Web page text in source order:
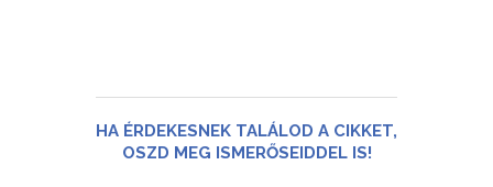
HA ÉRDEKESNEK TALÁLOD A CIKKET,
OSZD MEG ISMERŐSEIDDEL IS!